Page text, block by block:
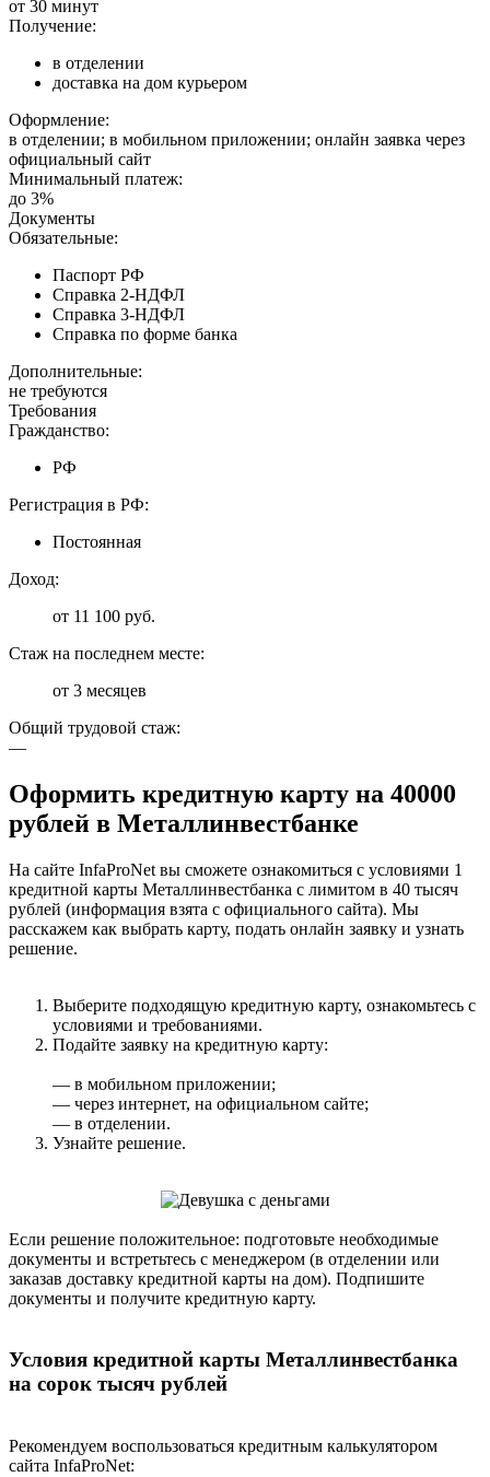
от 30 минут
Получение:
в отделении
доставка на дом курьером
Оформление:
в отделении; в мобильном приложении; онлайн заявка через
официальный сайт
Минимальный платеж:
до 3%
Документы
Обязательные:
Паспорт РФ
Справка 2-НДФЛ
Справка 3-НДФЛ
Справка по форме банка
Дополнительные:
не требуются
Требования
Гражданство:
РФ
Регистрация в РФ:
Постоянная
Доход:
от 11 100 руб.
Стаж на последнем месте:
от 3 месяцев
Общий трудовой стаж:
—
Оформить кредитную карту на 40000
рублей в Металлинвестбанке
На сайте InfaProNet вы сможете ознакомиться с условиями 1
кредитной карты Металлинвестбанка с лимитом в 40 тысяч
рублей (информация взята с официального сайта). Мы
расскажем как выбрать карту, подать онлайн заявку и узнать
решение.
Выберите подходящую кредитную карту, ознакомьтесь с
условиями и требованиями.
Подайте заявку на кредитную карту:
— в мобильном приложении;
— через интернет, на официальном сайте;
— в отделении.
Узнайте решение.
Если решение положительное: подготовьте необходимые
документы и встретьтесь с менеджером (в отделении или
заказав доставку кредитной карты на дом). Подпишите
документы и получите кредитную карту.
Условия кредитной карты Металлинвестбанка
на сорок тысяч рублей
Рекомендуем воспользоваться кредитным калькулятором
сайта InfaProNet: